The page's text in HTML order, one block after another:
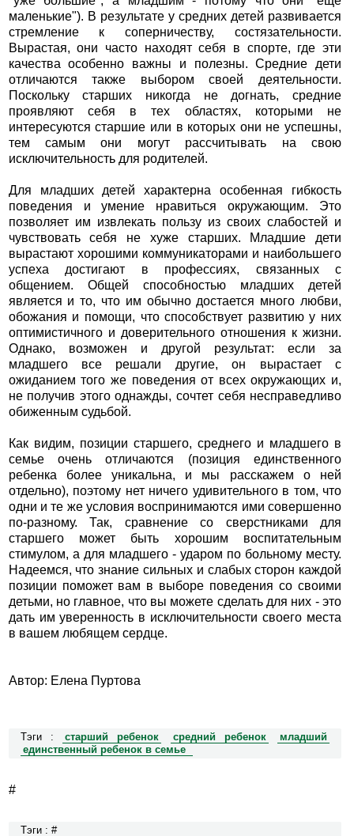
маленькие"). В результате у средних детей развивается
стремление к соперничеству, состязательности.
Вырастая, они часто находят себя в спорте, где эти
качества особенно важны и полезны. Средние дети
отличаются также выбором своей деятельности.
Поскольку старших никогда не догнать, средние
проявляют себя в тех областях, которыми не
интересуются старшие или в которых они не успешны,
тем самым они могут рассчитывать на свою
исключительность для родителей.
Для младших детей характерна особенная гибкость
поведения и умение нравиться окружающим. Это
позволяет им извлекать пользу из своих слабостей и
чувствовать себя не хуже старших. Младшие дети
вырастают хорошими коммуникаторами и наибольшего
успеха достигают в профессиях, связанных с
общением. Общей способностью младших детей
является и то, что им обычно достается много любви,
обожания и помощи, что способствует развитию у них
оптимистичного и доверительного отношения к жизни.
Однако, возможен и другой результат: если за
младшего все решали другие, он вырастает с
ожиданием того же поведения от всех окружающих и,
не получив этого однажды, сочтет себя несправедливо
обиженным судьбой.
Как видим, позиции старшего, среднего и младшего в
семье очень отличаются (позиция единственного
ребенка более уникальна, и мы расскажем о ней
отдельно), поэтому нет ничего удивительного в том, что
одни и те же условия воспринимаются ими совершенно
по-разному. Так, сравнение со сверстниками для
старшего может быть хорошим воспитательным
стимулом, а для младшего - ударом по больному месту.
Надеемся, что знание сильных и слабых сторон каждой
позиции поможет вам в выборе поведения со своими
детьми, но главное, что вы можете сделать для них - это
дать им уверенность в исключительности своего места
в вашем любящем сердце.
Автор: Елена Пуртова
Тэги : старший ребенок средний ребенок
младший
единственный ребенок в семье
#
Тэги : #